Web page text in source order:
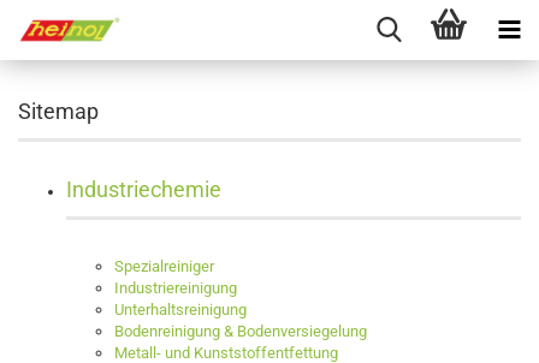
Sitemap
Industriechemie
Spezialreiniger
Industriereinigung
Unterhaltsreinigung
Bodenreinigung & Bodenversiegelung
Metall- und Kunststoffentfettung